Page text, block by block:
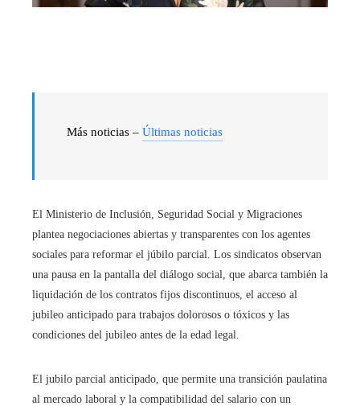
Más noticias – Últimas noticias
El Ministerio de Inclusión, Seguridad Social y Migraciones
plantea negociaciones abiertas y transparentes con los agentes
sociales para reformar el júbilo parcial. Los sindicatos observan
una pausa en la pantalla del diálogo social, que abarca también la
liquidación de los contratos fijos discontinuos, el acceso al
jubileo anticipado para trabajos dolorosos o tóxicos y las
condiciones del jubileo antes de la edad legal.
El jubilo parcial anticipado, que permite una transición paulatina
al mercado laboral y la compatibilidad del salario con un